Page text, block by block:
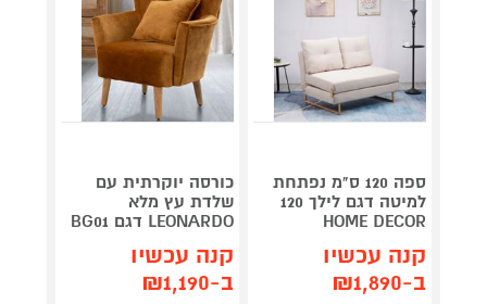
ספה 120 ס"מ נפתחת
למיטה דגם לילך 120
HOME DECOR
קנה עכשיו
ב-₪1,890
כורסה יוקרתית עם
שלדת עץ מלא
LEONARDO דגם BG01
קנה עכשיו
ב-₪1,190